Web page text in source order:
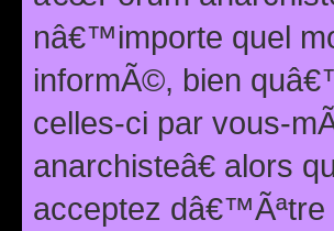
nâ€™importe quel
informÃ©, bien
celles-ci par vous-
anarchisteâ€ alors
acceptez